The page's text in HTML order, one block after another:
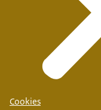
Cookies